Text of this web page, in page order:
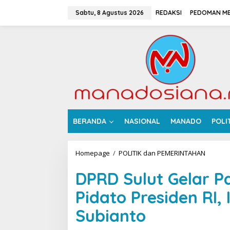
Sabtu, 8 Agustus 2026 REDAKSI PEDOMAN
BERANDA NASIONAL MANADO
Homepage / POLITIK dan PEMERINTAHAN
D
S
u
DPRD Sulut Gelar
Pidato Presiden RI,
Subianto